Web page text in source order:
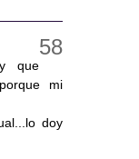
que
mi
doy